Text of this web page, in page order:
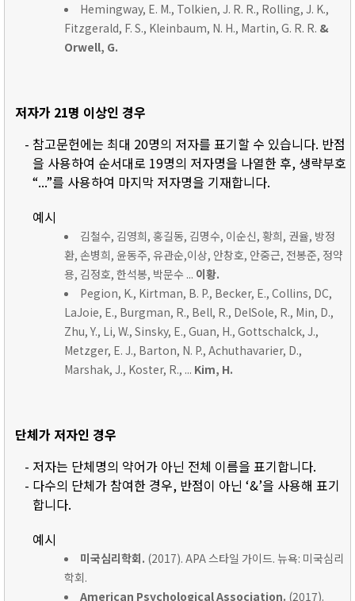
Hemingway, E. M., Tolkien, J. R. R., Rolling, J. K.,
Fitzgerald, F. S., Kleinbaum, N. H., Martin, G. R. R. &
Orwell, G.
저자가 21명 이상인 경우
- 참고문헌에는 최대 20명의 저자를 표기할 수 있습니다. 반점
을 사용하여 순서대로 19명의 저자명을 나열한 후, 생략부호
“...”를 사용하여 마지막 저자명을 기재합니다.
예시
김철수, 김영희, 홍길동, 김명수, 이순신, 황희, 권율, 방정
환, 손병희, 윤동주, 유관순,이상, 안창호, 안중근, 전봉준, 정약
용, 김정호, 한석봉, 박문수 ... 이황.
Pegion, K., Kirtman, B. P., Becker, E., Collins, DC,
LaJoie, E., Burgman, R., Bell, R., DelSole, R., Min, D.,
Zhu, Y., Li, W., Sinsky, E., Guan, H., Gottschalck, J.,
Metzger, E. J., Barton, N. P., Achuthavarier, D.,
Marshak, J., Koster, R., ... Kim, H.
단체가 저자인 경우
- 저자는 단체명의 약어가 아닌 전체 이름을 표기합니다.
- 다수의 단체가 참여한 경우, 반점이 아닌 ‘&’을 사용해 표기
합니다.
예시
미국심리학회. (2017). APA 스타일 가이드. 뉴욕: 미국심리
학회.
American Psychological Association. (2017).